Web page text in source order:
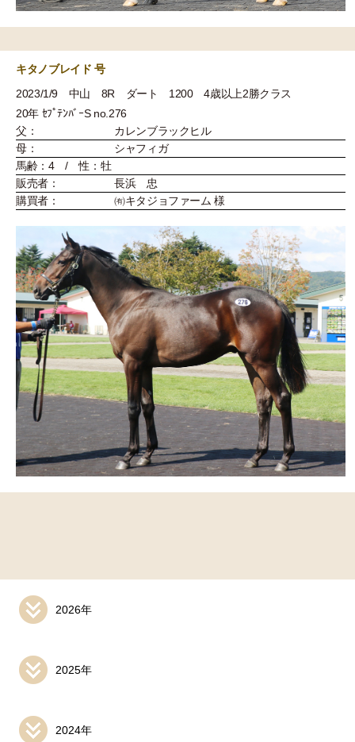
キタノブレイド 号
2023/1/9 中山 8R ダート 1200 4歳以上2勝クラス
20年 ｾﾌﾟﾃﾝﾊﾞｰS no.276
父：
カレンブラックヒル
母：
シャフィガ
馬齢：4 / 性：牡
販売者：
長浜 忠
購買者：
㈲キタジョファーム 様
2026年
2025年
2024年